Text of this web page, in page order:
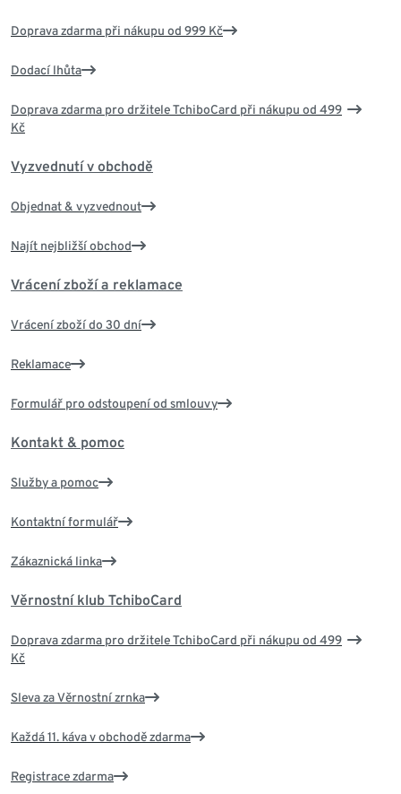
Doprava zdarma při nákupu od 999 Kč
Dodací lhůta
Doprava zdarma pro držitele TchiboCard při nákupu od 499
Kč
Vyzvednutí v obchodě
Objednat & vyzvednout
Najít nejbližší obchod
Vrácení zboží a reklamace
Vrácení zboží do 30 dní
Reklamace
Formulář pro odstoupení od smlouvy
Kontakt & pomoc
Služby a pomoc
Kontaktní formulář
Zákaznická linka
Věrnostní klub TchiboCard
Doprava zdarma pro držitele TchiboCard při nákupu od 499
Kč
Sleva za Věrnostní zrnka
Každá 11. káva v obchodě zdarma
Registrace zdarma